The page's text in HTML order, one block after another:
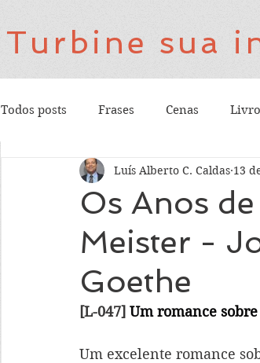
Turbine sua
Todos posts Frases Cenas
Os Anos
Meister -
Goethe
Luís Alberto C. Caldas 13
[L-047] Um romance
Um excelente romance